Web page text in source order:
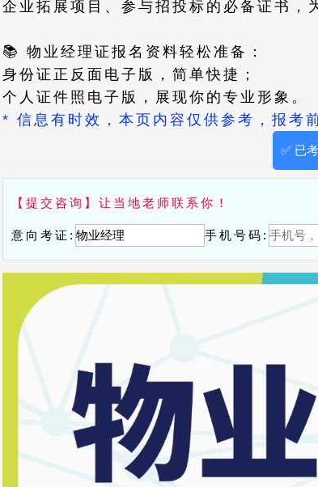
企业拓展项目、参与招投标的必备证书，
📚 物业经理证报名资料轻松准备：
身份证正反面电子版，简单快捷；
个人证件照电子版，展现你的专业形象。
* 信息有时效，本页内容仅供参考，报考
✅ 已考
【提交咨询】让当地老师联系你！
意向考证: 手机号码: